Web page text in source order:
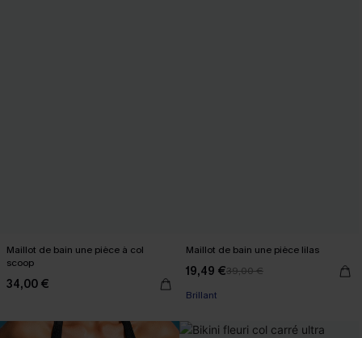
Maillot de bain une pièce à col
scoop
34,00 €
Maillot de bain une pièce lilas
19,49 €39,00 €
Brillant